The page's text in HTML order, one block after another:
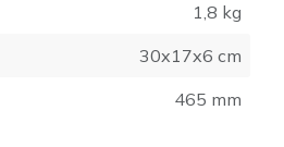
1,8 kg
30x17x6 cm
465 mm